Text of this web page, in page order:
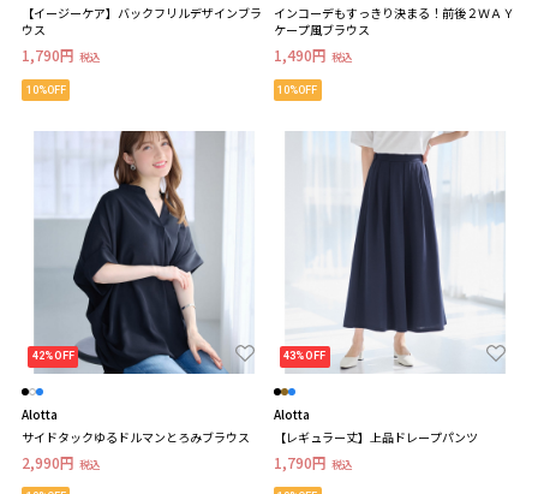
【イージーケア】バックフリルデザインブラ
ウス
1,790円 税込
10%OFF
インコーデもすっきり決まる！前後２ＷＡＹ
ケープ風ブラウス
1,490円 税込
10%OFF
42%OFF
Alotta
サイドタックゆるドルマンとろみブラウス
2,990円 税込
43%OFF
Alotta
【レギュラー丈】上品ドレープパンツ
1,790円 税込